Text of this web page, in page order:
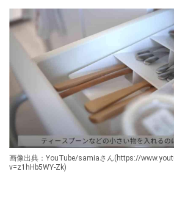
画像出典：YouTube/samiaさん(https://
v=z1hHb5WY-Zk)